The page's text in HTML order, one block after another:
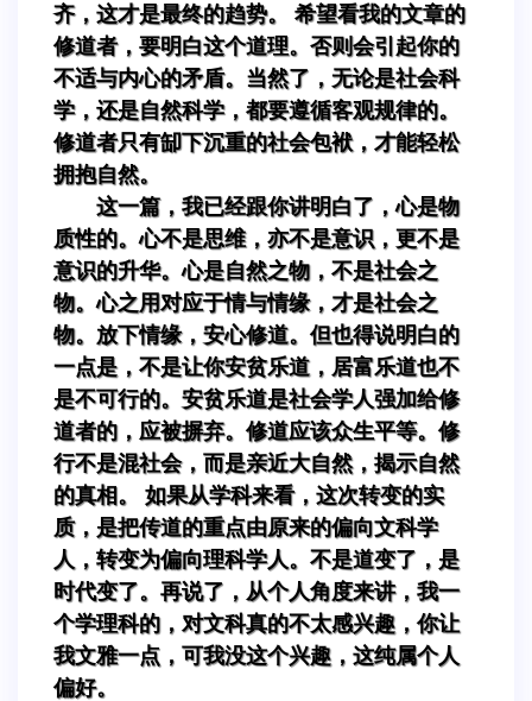
齐，这才是最终的趋势。 希望看我的文章的
修道者，要明白这个道理。否则会引起你的
不适与内心的矛盾。当然了，无论是社会科
学，还是自然科学，都要遵循客观规律的。
修道者只有缷下沉重的社会包袱，才能轻松
拥抱自然。
这一篇，我已经跟你讲明白了，心是物
质性的。心不是思维，亦不是意识，更不是
意识的升华。心是自然之物，不是社会之
物。心之用对应于情与情缘，才是社会之
物。放下情缘，安心修道。但也得说明白的
一点是，不是让你安贫乐道，居富乐道也不
是不可行的。安贫乐道是社会学人强加给修
道者的，应被摒弃。修道应该众生平等。修
行不是混社会，而是亲近大自然，揭示自然
的真相。 如果从学科来看，这次转变的实
质，是把传道的重点由原来的偏向文科学
人，转变为偏向理科学人。不是道变了，是
时代变了。再说了，从个人角度来讲，我一
个学理科的，对文科真的不太感兴趣，你让
我文雅一点，可我没这个兴趣，这纯属个人
偏好。